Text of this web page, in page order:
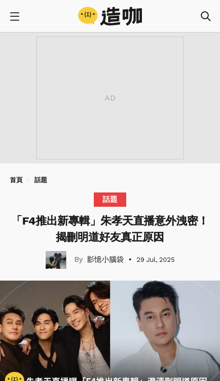
首頁 話題
話題
「F4推出新專輯」朱孝天直播意外洩密！
揭刪明道好友真正原因
影憶小腦袋 29 Jul, 2025